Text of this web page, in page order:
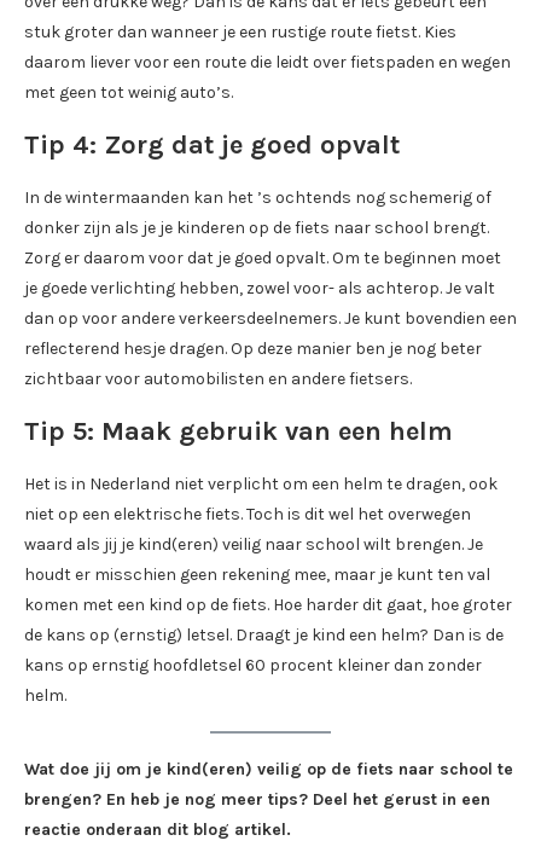
stuk groter dan wanneer je een rustige route fietst. Kies
daarom liever voor een route die leidt over fietspaden en wegen
met geen tot weinig auto’s.
Tip 4: Zorg dat je goed opvalt
In de wintermaanden kan het ’s ochtends nog schemerig of
donker zijn als je je kinderen op de fiets naar school brengt.
Zorg er daarom voor dat je goed opvalt. Om te beginnen moet
je goede verlichting hebben, zowel voor- als achterop. Je valt
dan op voor andere verkeersdeelnemers. Je kunt bovendien een
reflecterend hesje dragen. Op deze manier ben je nog beter
zichtbaar voor automobilisten en andere fietsers.
Tip 5: Maak gebruik van een helm
Het is in Nederland niet verplicht om een helm te dragen, ook
niet op een elektrische fiets. Toch is dit wel het overwegen
waard als jij je kind(eren) veilig naar school wilt brengen. Je
houdt er misschien geen rekening mee, maar je kunt ten val
komen met een kind op de fiets. Hoe harder dit gaat, hoe groter
de kans op (ernstig) letsel. Draagt je kind een helm? Dan is de
kans op ernstig hoofdletsel 60 procent kleiner dan zonder
helm.
Wat doe jij om je kind(eren) veilig op de fiets naar school te
brengen? En heb je nog meer tips? Deel het gerust in een
reactie onderaan dit blog artikel.